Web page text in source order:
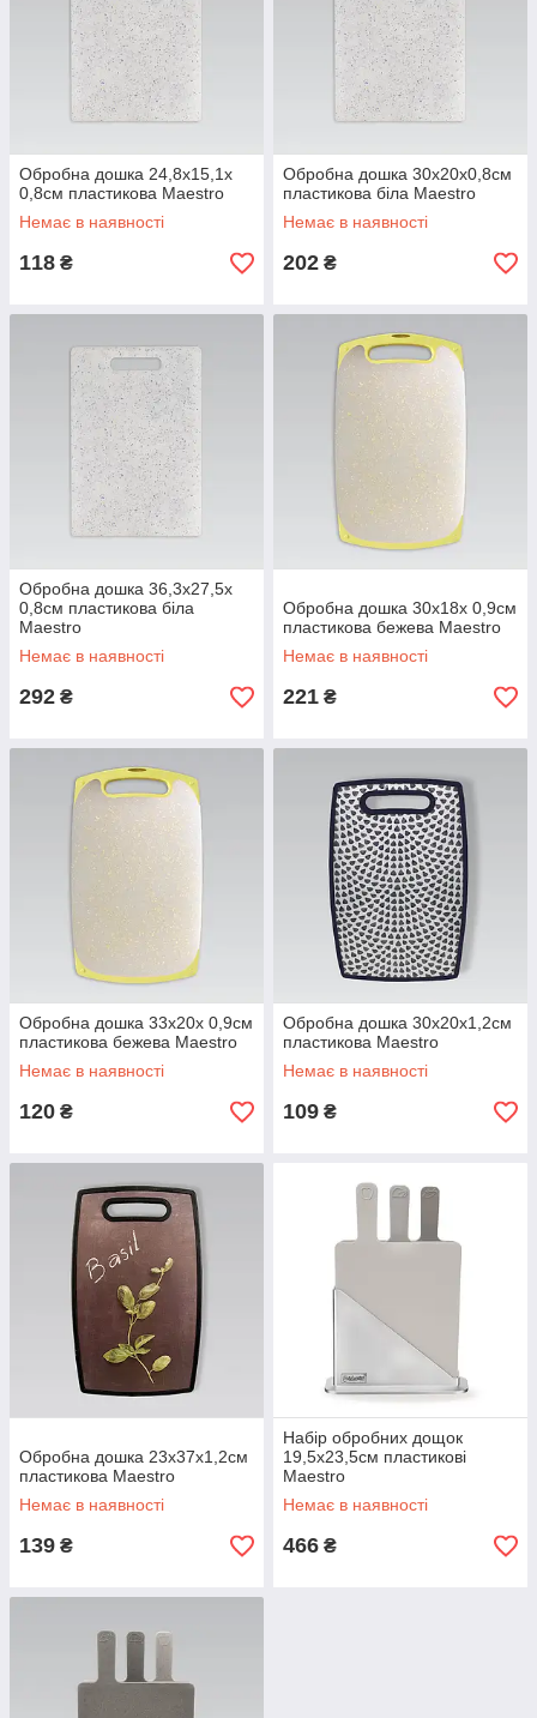
Обробна дошка 24,8х15,1х
0,8см пластикова Maestro
Немає в наявності
118 ₴
Обробна дошка 30х20х0,8см
пластикова біла Maestro
Немає в наявності
202 ₴
Обробна дошка 36,3х27,5х
0,8см пластикова біла
Maestro
Немає в наявності
292 ₴
Обробна дошка 30х18х 0,9см
пластикова бежева Maestro
Немає в наявності
221 ₴
Обробна дошка 33х20х 0,9см
пластикова бежева Maestro
Немає в наявності
120 ₴
Обробна дошка 30х20х1,2см
пластикова Maestro
Немає в наявності
109 ₴
Обробна дошка 23х37х1,2см
пластикова Maestro
Немає в наявності
139 ₴
Набір обробних дощок
19,5х23,5см пластикові
Maestro
Немає в наявності
466 ₴